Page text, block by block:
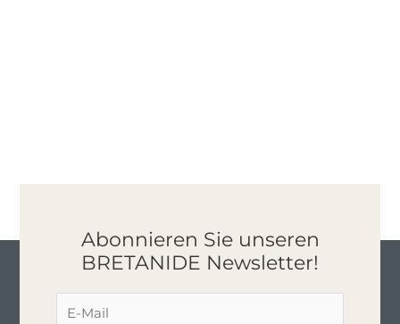
Abonnieren Sie unseren
BRETANIDE Newsletter!